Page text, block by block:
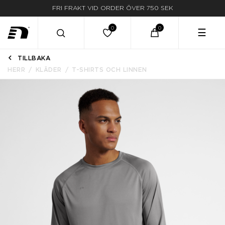
FRI FRAKT VID ORDER ÖVER 750 SEK
☰
TILLBAKA
HERR
KLÄDER T-SHIRTS OCH LINNEN